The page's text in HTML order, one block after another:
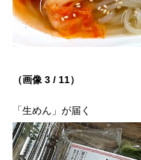
（画像 3 / 11）
「生めん」が届く